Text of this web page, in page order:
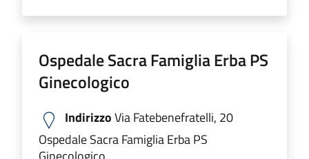
Ospedale Sacra Famiglia Erba PS
Ginecologico
IndirizzoVia Fatebenefratelli, 20
Ospedale Sacra Famiglia Erba PS